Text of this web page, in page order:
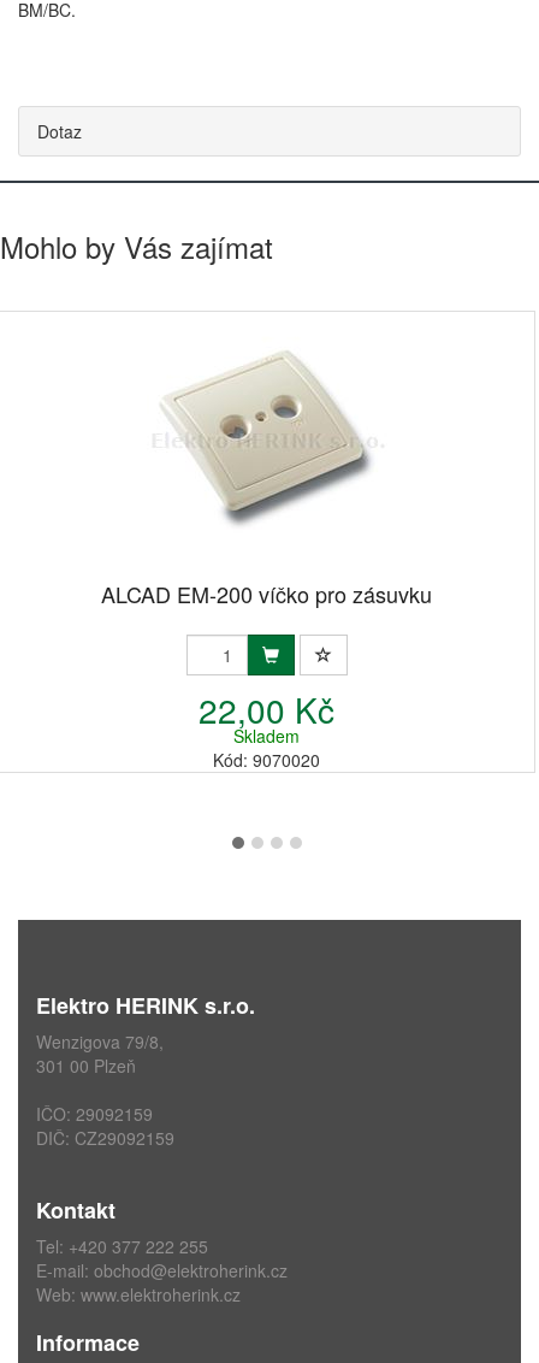
BM/BC.
Dotaz
Mohlo by Vás zajímat
ALCAD EM-200 víčko pro zásuvku
22,00 Kč
Skladem
Kód: 9070020
Elektro HERINK s.r.o.
Wenzigova 79/8,
301 00 Plzeň
IČO: 29092159
DIČ: CZ29092159
Kontakt
Tel: +420 377 222 255
E-mail: obchod@elektroherink.cz
Web: www.elektroherink.cz
Informace